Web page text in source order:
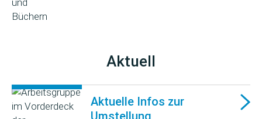
Aktuell
Aktuelle Infos zur